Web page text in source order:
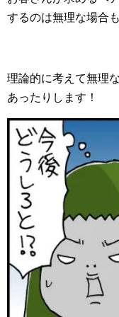
するのは無理な場合
理論的に考えて無理
あったりします！